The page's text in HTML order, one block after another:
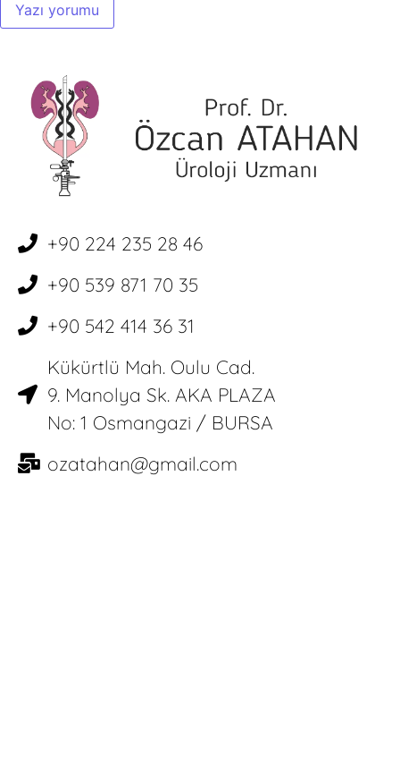
+90 224 235 28 46
+90 539 871 70 35
+90 542 414 36 31
Kükürtlü Mah. Oulu Cad.
9. Manolya Sk. AKA PLAZA
No: 1 Osmangazi / BURSA
ozatahan@gmail.com